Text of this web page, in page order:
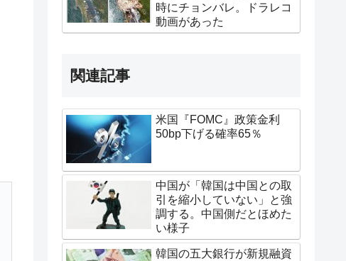
時にチョンバレ。ドラレコ
動画があった
関連記事
米国『FOMC』政策金利
50bp下げる確率65％
中国が「韓国は中国との取
引を縮小していない」と強
調する。中国側だとほめた
い様子
韓国の五大銀行が新規融資